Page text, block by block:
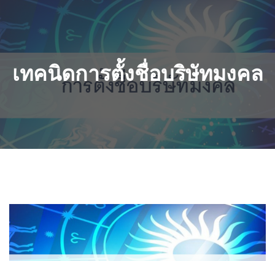
เทคนิดการตั้งชื่อบริษัทมงคล